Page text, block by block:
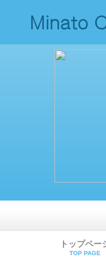
トップペー
TOP PAGE